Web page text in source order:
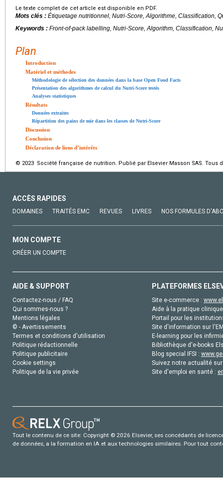
Le texte complet de cet article est disponible en PDF.
Mots clés : Étiquetage nutritionnel, Nutri-Score, Algorithme, Classification,
Keywords : Front-of-pack labelling, Nutri-Score, Algorithm, Classification,
Plan
Introduction
Matériel et méthodes
Méthodologie de sélection des données dans la base Open Food Facts
Présentation des algorithmes de calcul du Nutri-Score testés
Analyses statistiques
Résultats
Données extraites
Répartition des pains de mie dans les classes de Nutri-Score
Discussion
Conclusion
Déclaration de liens d’intérêts
© 2023 Société française de nutrition. Publié par Elsevier Masson SAS. Tous
ACCÈS RAPIDES
DOMAINES TRAITÉS EMC REVUES LIVRES NOS FORMULES
MON COMPTE
CRÉER UN COMPTE
AIDE & SUPPORT
Contactez-nous / FAQ
Qui sommes-nous ?
Mentions légales
© - Avertissements
Termes et conditions d'utilisation
Politique rédactionnelle
Politique publicitaire
Cookie settings
Politique de la vie privée
PLATEFORMES
Site e-commerce :
Aide à la pratique
Portail pour les
Site d'information sur
E-learning pour les
Bibliothèque d'e-books
Blog special IFSI :
Suivez notre actualité
Site d'emploi en santé :
Tout le contenu de ce site: Copyright © 2026 Elsevier, ses concédants de
de données, a la formation en IA et aux technologies similaires. Pour tout